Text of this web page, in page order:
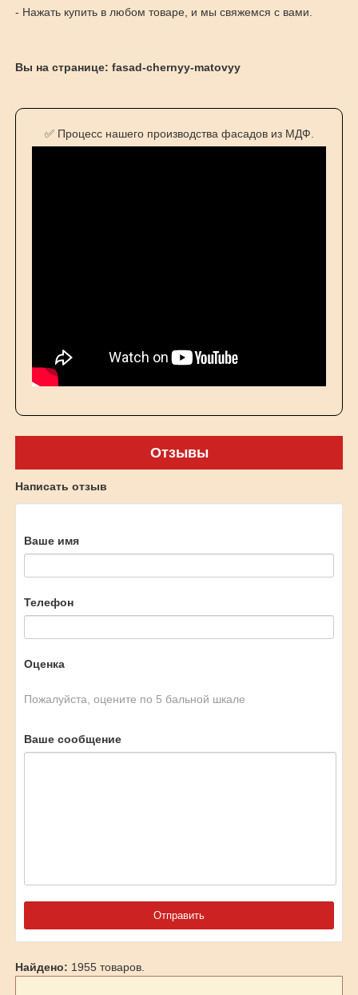
- Нажать купить в любом товаре, и мы свяжемся с вами.
Вы на странице: fasad-chernyy-matovyy
✅ Процесс нашего производства фасадов из МДФ.
Отзывы
Написать отзыв
Ваше имя
Телефон
Оценка
Пожалуйста, оцените по 5 бальной шкале
Ваше сообщение
Найдено: 1955 товаров.